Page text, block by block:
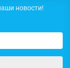
новости!